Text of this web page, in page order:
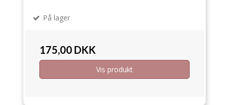
På lager
175,00 DKK
Vis produkt